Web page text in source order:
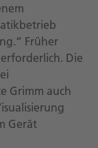
Früher
Die
Grimm auch
Gerät